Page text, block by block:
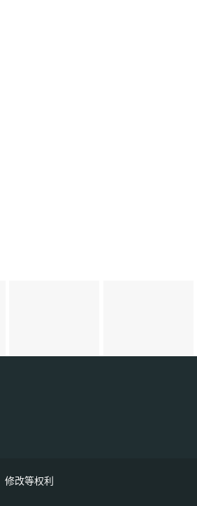
改等权利